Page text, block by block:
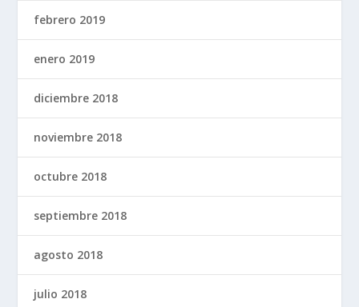
febrero 2019
enero 2019
diciembre 2018
noviembre 2018
octubre 2018
septiembre 2018
agosto 2018
julio 2018